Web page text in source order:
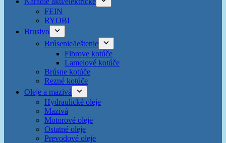
FEIN
RYOBI
Brusivo
Brúsenie/leštenie
Fibrove kotúče
Lamelové kotúče
Brúsne kotúče
Rezné kotúče
Oleje a mazivá
Hydraulické oleje
Mazivá
Motorové oleje
Ostatné oleje
Prevodové oleje